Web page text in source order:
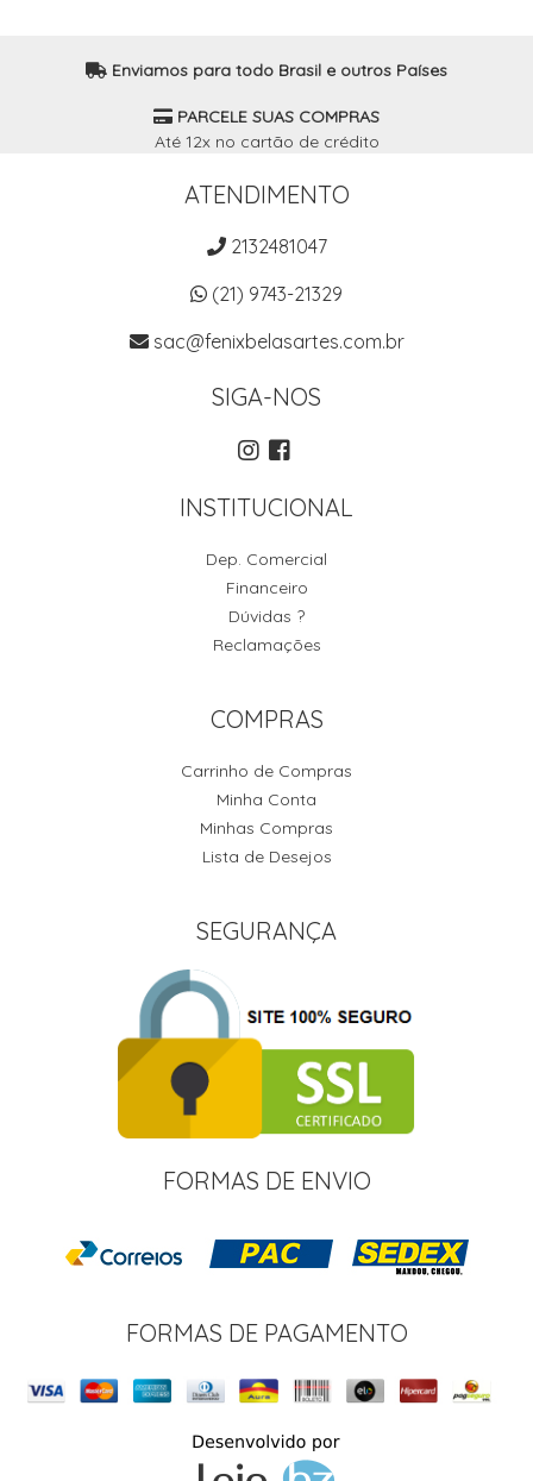
Enviamos para todo Brasil e outros Países
PARCELE SUAS COMPRAS
Até 12x no cartão de crédito
ATENDIMENTO
2132481047
(21) 9743-21329
sac@fenixbelasartes.com.br
SIGA-NOS
INSTITUCIONAL
Dep. Comercial
Financeiro
Dúvidas ?
Reclamações
COMPRAS
Carrinho de Compras
Minha Conta
Minhas Compras
Lista de Desejos
SEGURANÇA
FORMAS DE ENVIO
FORMAS DE PAGAMENTO